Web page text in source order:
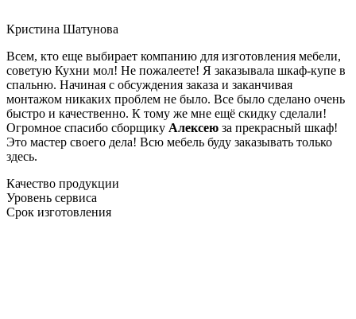
Кристина Шатунова
Всем, кто еще выбирает компанию для изготовления мебели,
советую Кухни мол! Не пожалеете! Я заказывала шкаф-купе в
спальню. Начиная с обсуждения заказа и заканчивая
монтажом никаких проблем не было. Все было сделано очень
быстро и качественно. К тому же мне ещё скидку сделали!
Огромное спасибо сборщику Алексею за прекрасный шкаф!
Это мастер своего дела! Всю мебель буду заказывать только
здесь.
Качество продукции
Уровень сервиса
Срок изготовления